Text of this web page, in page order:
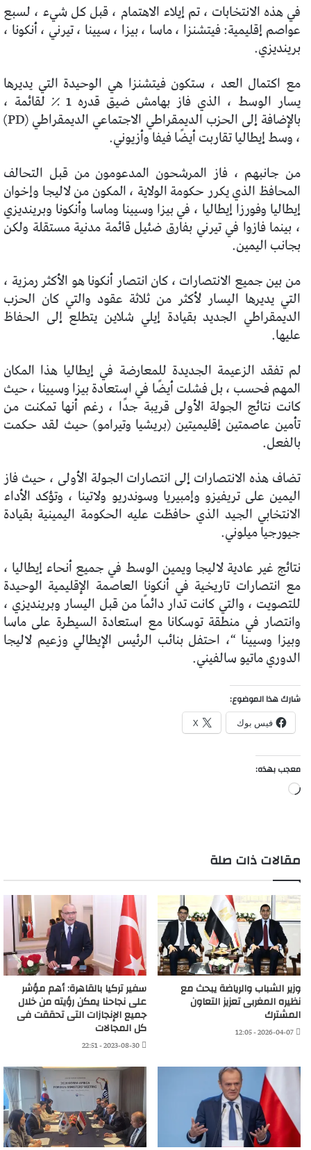
في هذه الانتخابات ، تم إيلاء الاهتمام ، قبل كل شيء ، لسبع
عواصم إقليمية: فيتشنزا ، ماسا ، بيزا ، سيينا ، تيرني ، أنكونا ،
برينديزي.
مع اكتمال العد ، ستكون فيتشنزا هي الوحيدة التي يديرها
يسار الوسط ، الذي فاز بهامش ضيق قدره 1 ٪ لقائمة ،
بالإضافة إلى الحزب الديمقراطي الاجتماعي الديمقراطي (PD)
، وسط إيطاليا تقاربت أيضًا فيفا وأزيوني.
من جانبهم ، فاز المرشحون المدعومون من قبل التحالف
المحافظ الذي يكرر حكومة الولاية ، المكون من لاليجا وإخوان
إيطاليا وفورزا إيطاليا ، في بيزا وسيينا وماسا وأنكونا وبرينديزي
، بينما فازوا في تيرني بفارق ضئيل قائمة مدنية مستقلة ولكن
بجانب اليمين.
من بين جميع الانتصارات ، كان انتصار أنكونا هو الأكثر رمزية ،
التي يديرها اليسار لأكثر من ثلاثة عقود والتي كان الحزب
الديمقراطي الجديد بقيادة إيلي شلاين يتطلع إلى الحفاظ
عليها.
لم تفقد الزعيمة الجديدة للمعارضة في إيطاليا هذا المكان
المهم فحسب ، بل فشلت أيضًا في استعادة بيزا وسيينا ، حيث
كانت نتائج الجولة الأولى قريبة جدًا ، رغم أنها تمكنت من
تأمين عاصمتين إقليميتين (بريشيا وتيرامو) حيث لقد حكمت
بالفعل.
تضاف هذه الانتصارات إلى انتصارات الجولة الأولى ، حيث فاز
اليمين على تريفيزو وإمبيريا وسوندريو ولاتينا ، وتؤكد الأداء
الانتخابي الجيد الذي حافظت عليه الحكومة اليمينية بقيادة
جيورجيا ميلوني.
نتائج غير عادية لاليجا ويمين الوسط في جميع أنحاء إيطاليا ،
مع انتصارات تاريخية في أنكونا العاصمة الإقليمية الوحيدة
للتصويت ، والتي كانت تدار دائمًا من قبل اليسار وبرينديزي ،
وانتصار في منطقة توسكانا مع استعادة السيطرة على ماسا
وبيزا وسيينا “، احتفل بنائب الرئيس الإيطالي وزعيم لاليجا
الدوري ماتيو سالفيني.
شارك هذا الموضوع:
فيس بوك X
معجب بهذه:
جاري
مقالات ذات صلة
وزير الشباب والرياضة يبحث مع
نظيره المغربى تعزيز التعاون
المشترك
2026-04-07 - 12:05
سفير تركيا بالقاهرة: أهم مؤشر
على نجاحنا يمكن رؤيته من خلال
جميع الإنجازات التى تحققت فى
كل المجالات
2023-08-30 - 22:51